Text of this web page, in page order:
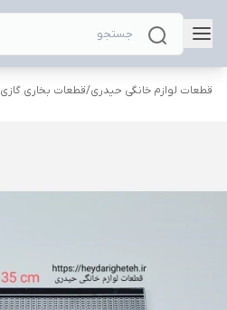
قطعات لوازم خانگی حیدری/قطعات بخاری گازی